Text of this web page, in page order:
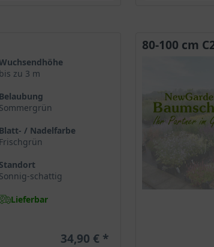
bis zu 3 m
Belaubung
Sommergrün
Blatt- / Nadelfarbe
Frischgrün
Standort
Sonnig-schattig
Lieferbar
34,90 €
80-100 cm